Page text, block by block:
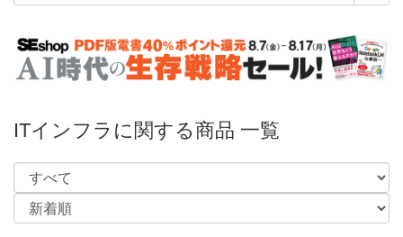
ITインフラに関する商品 一覧